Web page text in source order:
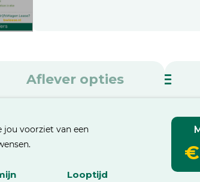
Aflever opties
jou voorziet van een
Looptijd